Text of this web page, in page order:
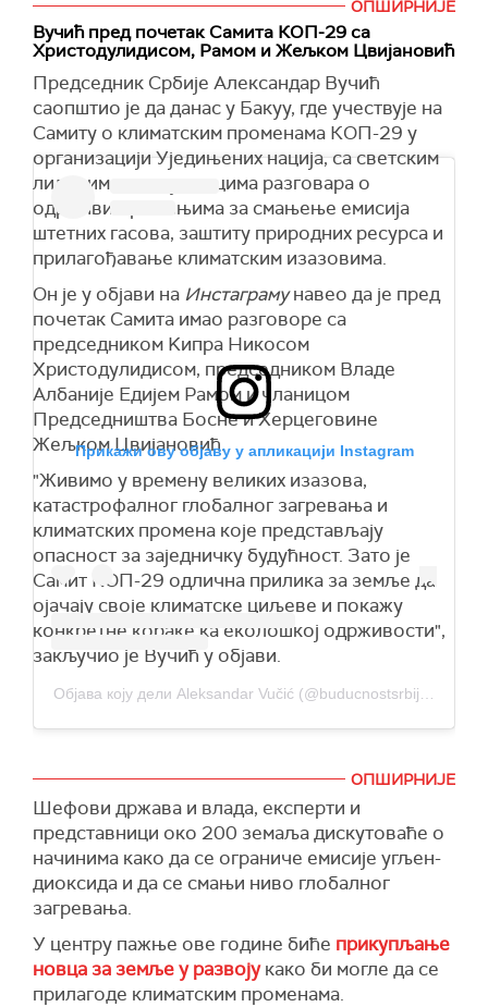
ОПШИРНИЈЕ
Вучић пред почетак Самита КОП-29 са
Христодулидисом, Рамом и Жељком Цвијановић
Председник Србије Александар Вучић
саопштио је да данас у Бакуу, где учествује на
Самиту о климатским променама КОП-29 у
организацији Уједињених нација, са светским
лидерима и стручњацима разговара о
одрживим решењима за смањење емисија
штетних гасова, заштиту природних ресурса и
прилагођавање климатским изазовима.
Он је у објави на Инстаграмунавео да је пред
почетак Самита имао разговоре са
председником Kипра Никосом
Христодулидисом, председником Владе
Албаније Едијем Рамом и чланицом
Председништва Босне и Херцеговине
Жељком Цвијановић.
"Живимо у времену великих изазова,
катастрофалног глобалног загревања и
климатских промена које представљају
опасност за заједничку будућност. Зато је
Самит КОП-29 одлична прилика за земље да
ојачају своје климатске циљеве и покажу
конкретне кораке ка еколошкој одрживости",
закључио је Вучић у објави.
Прикажи ову објаву у апликацији Instagram
Објава коју дели Aleksandar Vučić (@buducnostsrbijeav)
ОПШИРНИЈЕ
Шефови држава и влада, експерти и
представници око 200 земаља дискутоваће о
начинима како да се ограниче емисије угљен-
диоксида и да се смањи ниво глобалног
загревања.
У центру пажње ове године биће прикупљање
новца за земље у развојукако би могле да се
прилагоде климатским променама.